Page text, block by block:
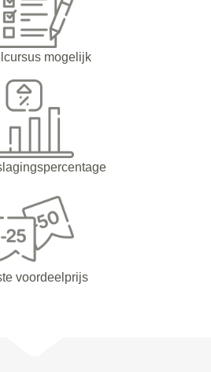
mogelijk
voordeelprijs